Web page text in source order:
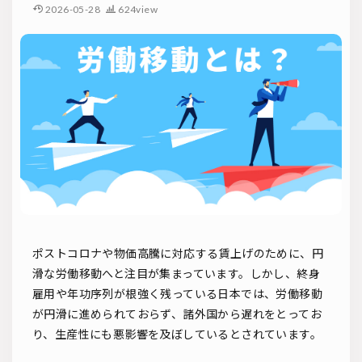
2026-05-28
624view
ポストコロナや物価高騰に対応する賃上げのために、円
滑な労働移動へと注目が集まっています。しかし、終身
雇用や年功序列が根強く残っている日本では、労働移動
が円滑に進められておらず、諸外国から遅れをとってお
り、生産性にも悪影響を及ぼしているとされています。
採用コンサルティング
適性検査
新人研修
リファラル採用
新卒・人材紹介
早期離職
グローバル採用
AI・RPA
検索
お問い合わせ